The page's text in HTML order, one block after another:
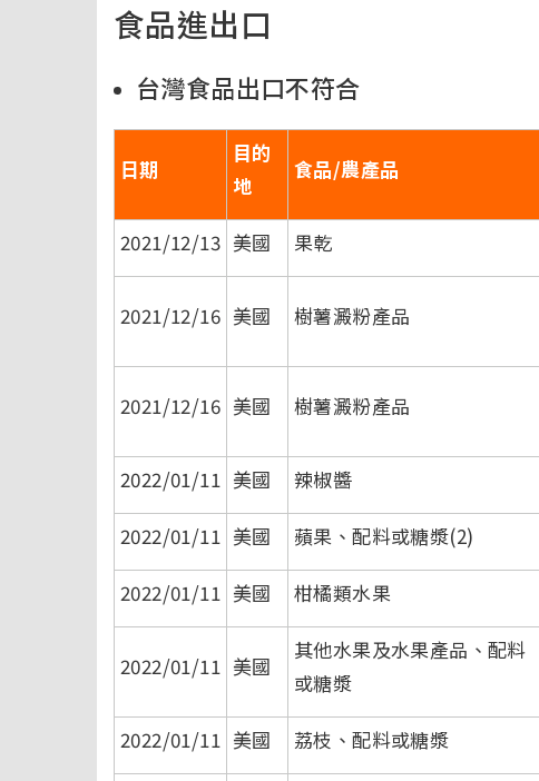
食品進出口
台灣食品出口不符合
日期
目的
地
食品/農產品
2021/12/13 美國 果乾
2021/12/16 美國 樹薯澱粉產品
2021/12/16 美國 樹薯澱粉產品
2022/01/11 美國 辣椒醬
2022/01/11 美國 蘋果、配料或糖漿(2)
2022/01/11 美國 柑橘類水果
2022/01/11 美國
其他水果及水果產品、配料
或糖漿
2022/01/11 美國 荔枝、配料或糖漿